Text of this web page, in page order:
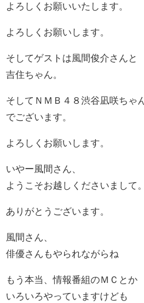
よろしくお願いいたします。
よろしくお願いします。
そしてゲストは風間俊介さんと
吉住ちゃん。
そしてＮＭＢ４８渋谷凪咲ちゃん
でございます。
よろしくお願いします。
いやー風間さん、
ようこそお越しくださいまして。
ありがとうございます。
風間さん、
俳優さんもやられながらね
もう本当、情報番組のＭＣとか
いろいろやっていますけども